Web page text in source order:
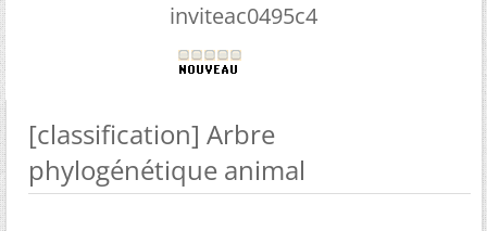
inviteac0495c4
[classification] Arbre
phylogénétique animal